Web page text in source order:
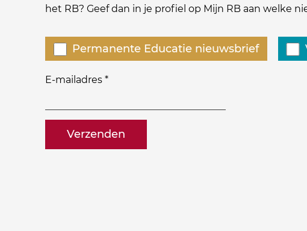
het RB? Geef dan in je profiel op Mijn RB aan welke
E-mailadres *
naam@bedrijf.nl
Welke
nieuwsbrieven
zou
willen
ontvangen?
Permanente Educatie nieuwsbrief